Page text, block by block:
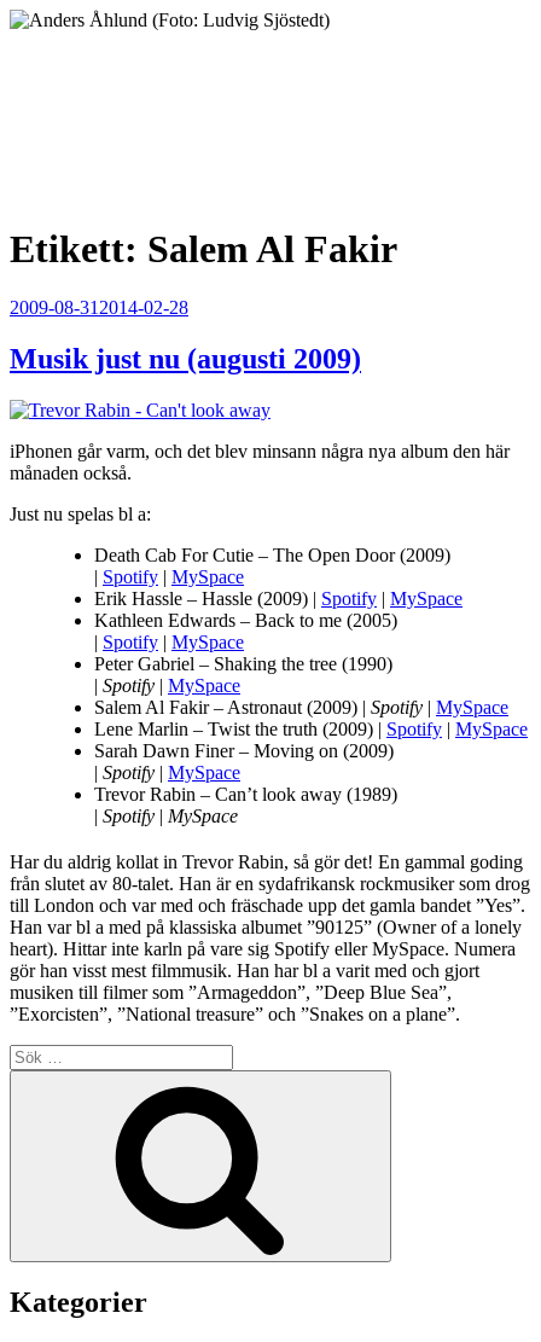
Hoppa
Etikett: Salem Al Fakir
Publicerat
2009-08-312014-02-28
Musik just nu (augusti 2009)
iPhonen går varm, och det blev minsann några nya album den här
månaden också.
Just nu spelas bl a:
Death Cab For Cutie – The Open Door (2009)
| Spotify | MySpace
Erik Hassle – Hassle (2009) | Spotify | MySpace
Kathleen Edwards – Back to me (2005)
| Spotify | MySpace
Peter Gabriel – Shaking the tree (1990)
| Spotify | MySpace
Salem Al Fakir – Astronaut (2009) | Spotify | MySpace
Lene Marlin – Twist the truth (2009) | Spotify | MySpace
Sarah Dawn Finer – Moving on (2009)
| Spotify | MySpace
Trevor Rabin – Can’t look away (1989)
| Spotify | MySpace
Har du aldrig kollat in Trevor Rabin, så gör det! En gammal goding
från slutet av 80-talet. Han är en sydafrikansk rockmusiker som drog
till London och var med och fräschade upp det gamla bandet ”Yes”.
Han var bl a med på klassiska albumet ”90125” (Owner of a lonely
heart). Hittar inte karln på vare sig Spotify eller MySpace. Numera
gör han visst mest filmmusik. Han har bl a varit med och gjort
musiken till filmer som ”Armageddon”, ”Deep Blue Sea”,
”Exorcisten”, ”National treasure” och ”Snakes on a plane”.
Sök
efter:
Kategorier